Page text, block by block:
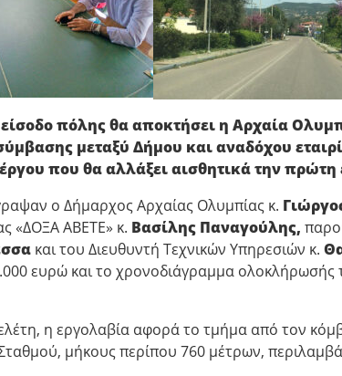
πόλης θα αποκτήσει η Αρχαία
μεταξύ Δήμου και αναδόχου
που θα αλλάξει αισθητικά την πρώτη
ο Δήμαρχος Αρχαίας Ολυμπίας κ.
«ΔΟΞΑ ΑΒΕΤΕ» κ. Βασίλης Παναγούλης,
και του Διευθυντή Τεχνικών Υπηρεσιών κ.
ευρώ και το χρονοδιάγραμμα
η εργολαβία αφορά το τμήμα από τον
μήκους περίπου 760 μέτρων,